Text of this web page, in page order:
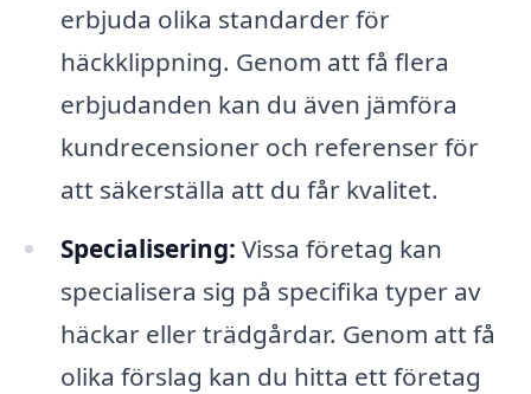
erbjuda olika standarder för
häckklippning. Genom att få flera
erbjudanden kan du även jämföra
kundrecensioner och referenser för
att säkerställa att du får kvalitet.
Specialisering: Vissa företag kan
specialisera sig på specifika typer av
häckar eller trädgårdar. Genom att få
olika förslag kan du hitta ett företag